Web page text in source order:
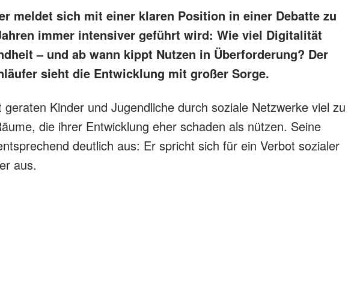
meldet sich mit einer klaren Position in einer Debatte zu
immer intensiver geführt wird: Wie viel Digitalität
– und ab wann kippt Nutzen in Überforderung? Der
sieht die Entwicklung mit großer Sorge.
Kinder und Jugendliche durch soziale Netzwerke viel zu
die ihrer Entwicklung eher schaden als nützen. Seine
deutlich aus: Er spricht sich für ein Verbot sozialer
aus.